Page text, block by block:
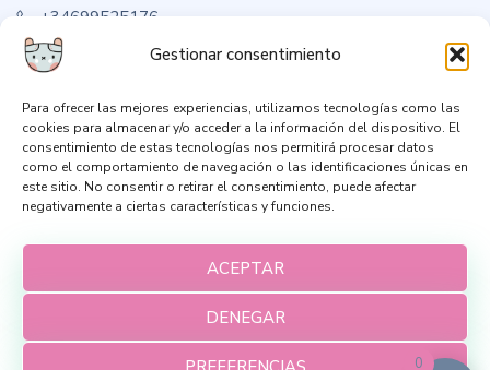
Gestionar consentimiento
Para ofrecer las mejores experiencias, utilizamos tecnologías como las
cookies para almacenar y/o acceder a la información del dispositivo. El
consentimiento de estas tecnologías nos permitirá procesar datos
como el comportamiento de navegación o las identificaciones únicas en
este sitio. No consentir o retirar el consentimiento, puede afectar
negativamente a ciertas características y funciones.
ACEPTAR
DENEGAR
+34699525176
Sígueme en RRSS
0